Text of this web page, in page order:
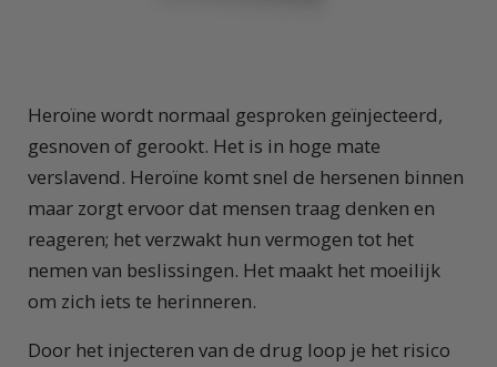
Heroïne wordt normaal gesproken geïnjecteerd,
gesnoven of gerookt. Het is in hoge mate
verslavend. Heroïne komt snel de hersenen binnen
maar zorgt ervoor dat mensen traag denken en
reageren; het verzwakt hun vermogen tot het
nemen van beslissingen. Het maakt het moeilijk
om zich iets te herinneren.
Door het injecteren van de drug loop je het risico